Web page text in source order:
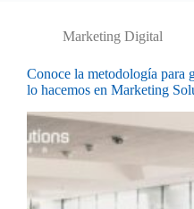
Marketing Digital
Conoce la metodología para
lo hacemos en Marketing